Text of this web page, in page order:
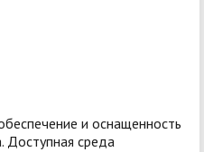
и оснащенность
Доступная среда